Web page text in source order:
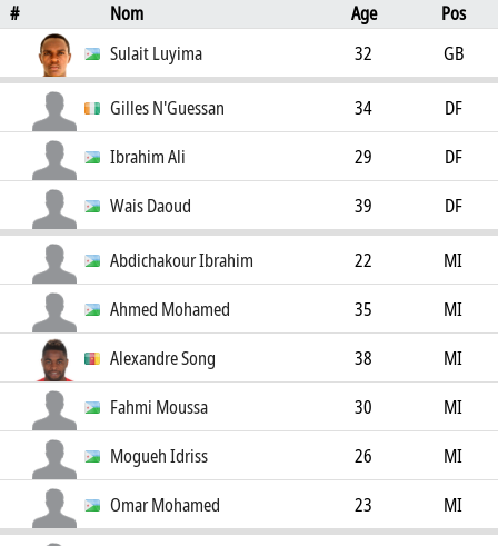
# Nom Age
Pos
Sulait Luyima
32 GB
Gilles N'Guessan 34
DF
Ibrahim Ali
29
DF
Wais Daoud
39 DF
Abdichakour Ibrahim 22
MI
Ahmed Mohamed
35
MI
Alexandre Song
38
MI
Fahmi Moussa
30
MI
Mogueh Idriss
26
MI
Omar Mohamed
23 MI